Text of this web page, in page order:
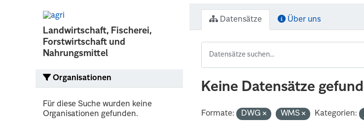
Landwirtschaft, Fischerei,
Forstwirtschaft und
Nahrungsmittel
Organisationen
Für diese Suche wurden keine
Organisationen gefunden.
Datensätze Über uns
Keine Datensätze
Formate: DWG WMS Kategorien: